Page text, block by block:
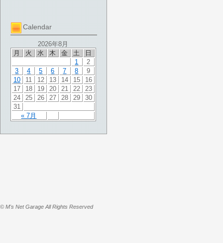
Calendar
2026年8月
月
火 水 木 金 土 日
« 7月
1
2
3
4 5 6 7 8
9
10
11 12 13 14 15
16
17
18 19 20 21 22
23
24
25 26 27 28 29
30
31
© M's Net Garage All Rights Reserved